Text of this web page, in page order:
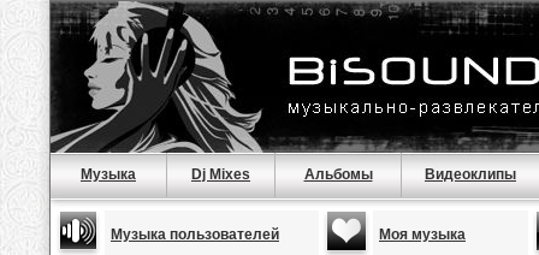
Музыка Dj Mixes Альбомы Видеоклипы
Музыка пользователей Моя музыка